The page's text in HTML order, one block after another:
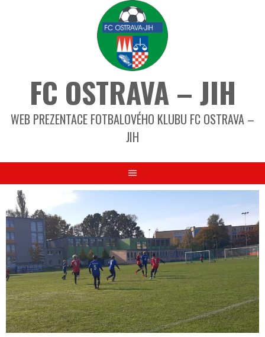
FC OSTRAVA – JIH
WEB PREZENTACE FOTBALOVÉHO KLUBU FC OSTRAVA –
JIH